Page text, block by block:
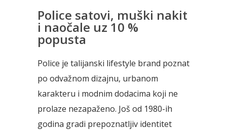
Police satovi, muški nakit
i naočale uz 10 %
popusta
Police je talijanski lifestyle brand poznat
po odvažnom dizajnu, urbanom
karakteru i modnim dodacima koji ne
prolaze nezapaženo. Još od 1980-ih
godina gradi prepoznatljiv identitet